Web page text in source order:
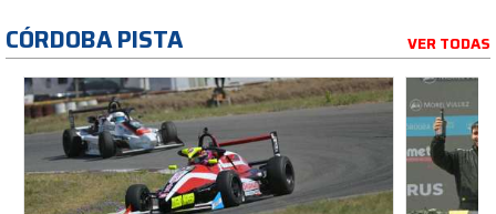
CÓRDOBA PISTA VER TODAS